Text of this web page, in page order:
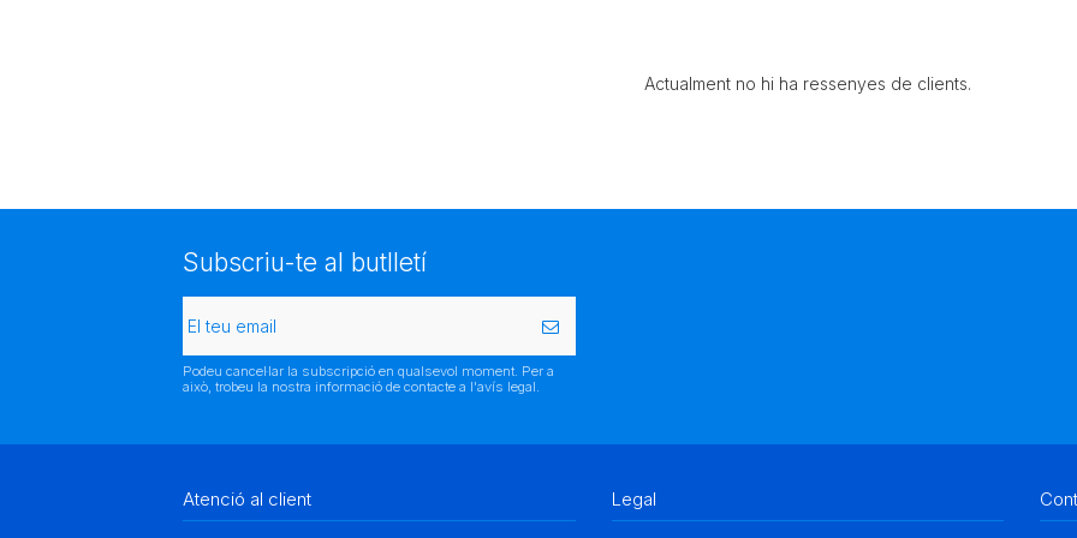
Actualment no hi ha ressenyes de clients.
Subscriu-te al butlletí
Podeu cancel·lar la subscripció en qualsevol moment. Per a
això, trobeu la nostra informació de contacte a l'avís legal.
Atenció al client Legal